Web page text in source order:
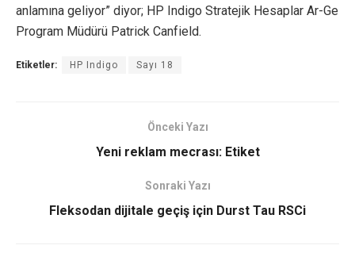
anlamına geliyor” diyor; HP Indigo Stratejik Hesaplar Ar-Ge
Program Müdürü Patrick Canfield.
Etiketler: HP Indigo Sayı 18
Önceki Yazı
Yeni reklam mecrası: Etiket
Sonraki Yazı
Fleksodan dijitale geçiş için Durst Tau RSCi